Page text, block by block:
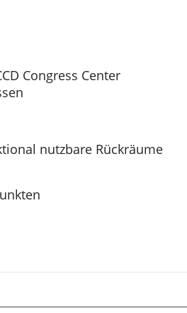
Congress Center
nutzbare Rückräume